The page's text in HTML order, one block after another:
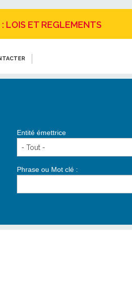
LOIS ET REGLEMENTS
Entité émettrice
Phrase ou Mot clé :